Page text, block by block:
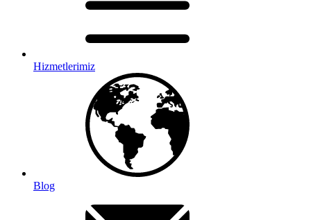
Hizmetlerimiz
Blog